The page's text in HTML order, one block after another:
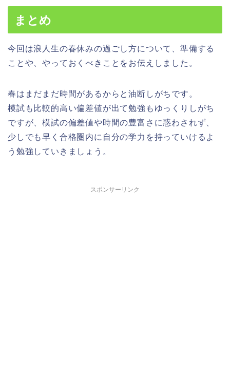
まとめ
今回は浪人生の春休みの過ごし方について、準備する
ことや、やっておくべきことをお伝えしました。
春はまだまだ時間があるからと油断しがちです。
模試も比較的高い偏差値が出て勉強もゆっくりしがち
ですが、模試の偏差値や時間の豊富さに惑わされず、
少しでも早く合格圏内に自分の学力を持っていけるよ
う勉強していきましょう。
スポンサーリンク